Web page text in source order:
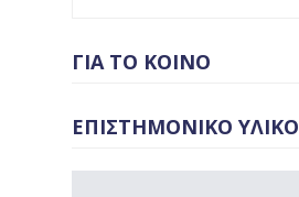
ΓΙΑ ΤΟ ΚΟΙΝΟ
ΕΠΙΣΤΗΜΟΝΙΚΟ ΥΛΙΚΟ